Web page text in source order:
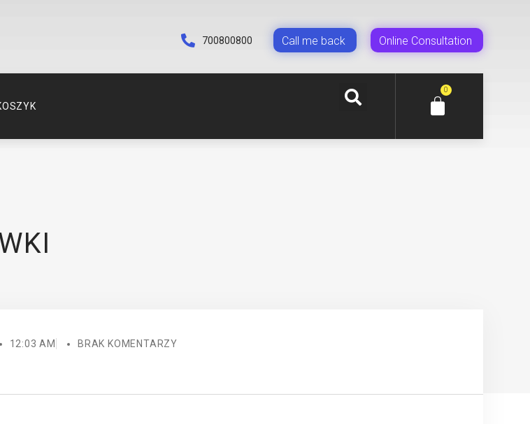
700800800 Сall me back Online Сonsultation
0
12:03 AM BRAK KOMENTARZY